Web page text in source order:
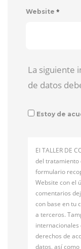
Website *
La siguiente
de datos
Estoy de
El TALLER DE
del tratamiento
formulario
Website con el
comentarios
con base en tu
a terceros.
internacionales
derechos de
datos, así